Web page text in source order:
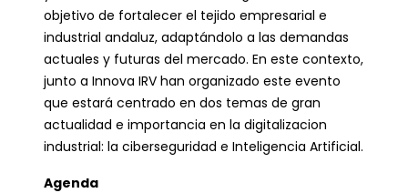
objetivo de fortalecer el tejido empresarial e
industrial andaluz, adaptándolo a las demandas
actuales y futuras del mercado. En este contexto,
junto a Innova IRV han organizado este evento
que estará centrado en dos temas de gran
actualidad e importancia en la digitalizacion
industrial: la ciberseguridad e Inteligencia Artificial.
Agenda